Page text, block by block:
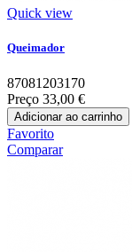
Quick view
Queimador
87081203170
Preço 33,00 €
Adicionar ao carrinho
Favorito
Comparar